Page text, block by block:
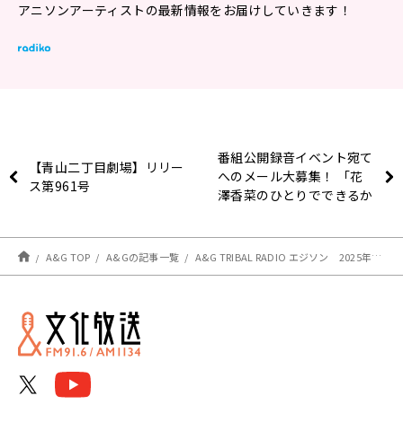
アニソンアーティストの最新情報をお届けしていきます！
【青山二丁目劇場】リリー
ス第961号
番組公開録音イベント宛て
へのメール大募集！ 「花
澤香菜のひとりでできるか
A&G TOP A&Gの記事一覧 A&G TRIBAL RADIO エジソン 2025年2月8日 放送後記